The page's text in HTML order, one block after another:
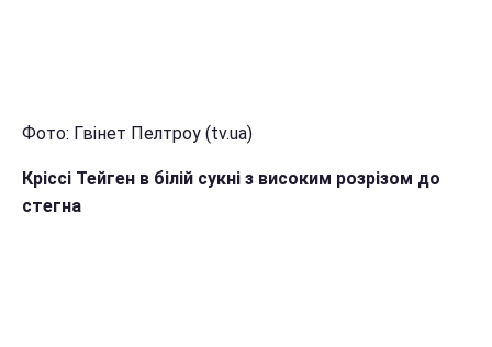
Фото: Гвінет Пелтроу (tv.ua)
Кріссі Тейген в білій сукні з високим розрізом до
стегна